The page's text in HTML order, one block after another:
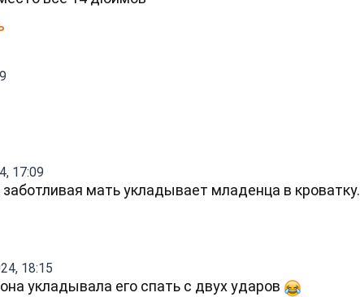
17:09
мать укладывает младенца в кроватку.
18:15
укладывала его спать с двух ударов